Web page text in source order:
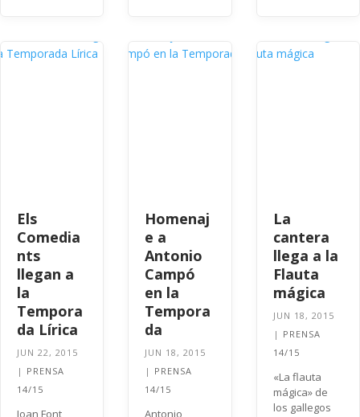
Els
Comedia
nts
llegan a
la
Tempora
da Lírica
JUN 22, 2015
| PRENSA
14/15
Joan Font
Homenaj
e a
Antonio
Campó
en la
Tempora
da
JUN 18, 2015
| PRENSA
14/15
Antonio
La
cantera
llega a la
Flauta
mágica
JUN 18, 2015
| PRENSA
14/15
«La flauta
mágica» de
los gallegos